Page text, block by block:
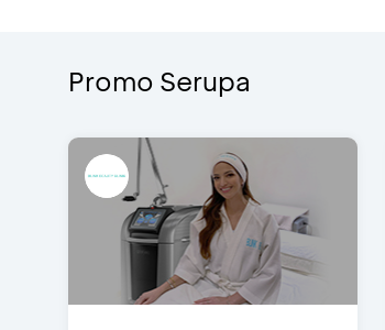
Promo Serupa